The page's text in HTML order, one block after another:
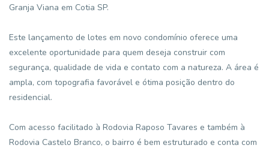
Granja Viana em Cotia SP.
Este lançamento de lotes em novo condomínio oferece uma
excelente oportunidade para quem deseja construir com
segurança, qualidade de vida e contato com a natureza. A área é
ampla, com topografia favorável e ótima posição dentro do
residencial.
Com acesso facilitado à Rodovia Raposo Tavares e também à
Rodovia Castelo Branco, o bairro é bem estruturado e conta com